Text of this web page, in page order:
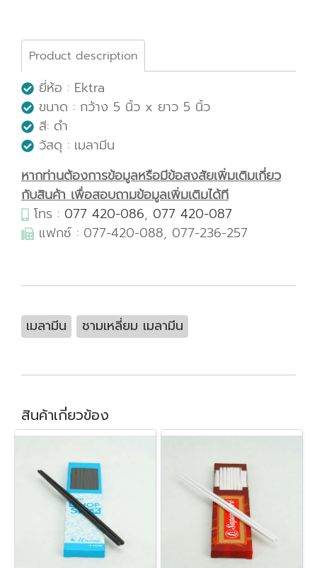
Product description
ยี่ห้อ : Ektra
ขนาด : กว้าง 5 นิ้ว x ยาว 5 นิ้ว
สี: ดำ
วัสดุ : เมลามีน
หากท่านต้องการข้อมูลหรือมีข้อสงสัยเพิ่มเติมเกี่ยว
กับสินค้า เพื่อสอบถามข้อมูลเพิ่มเติมได้ที
โทร : 077 420-086, 077 420-087
แฟกซ์ : 077-420-088, 077-236-257
เมลามีน ชามเหลี่ยม เมลามีน
สินค้าเกี่ยวข้อง